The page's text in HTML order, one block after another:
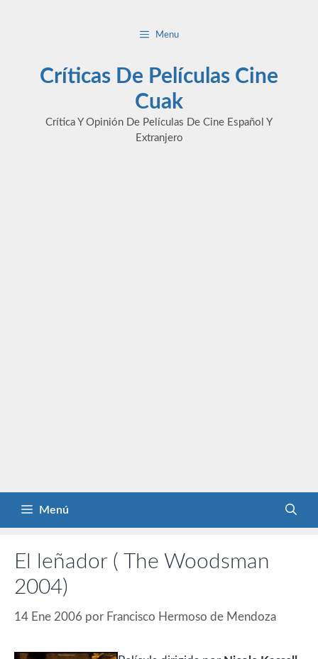
Menu
Críticas De Películas Cine
Cuak
Crítica Y Opinión De Películas De Cine Español Y
Extranjero
Menú
El leñador ( The Woodsman
2004)
14 Ene 2006 por Francisco Hermoso de Mendoza